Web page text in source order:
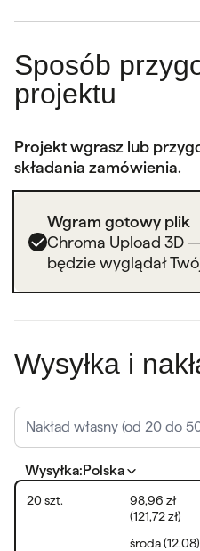
Sposób
projektu
Projekt wgrasz lub
składania zamówienia.
Wgram gotowy plik
Chroma Upload 3D
będzie wyglądał
Wysyłka i
Wysyłka: Polska
20 szt.
98,96 zł
(121,72 zł)
środa(12.08)